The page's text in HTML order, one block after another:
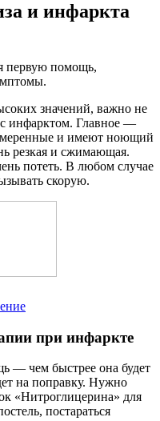
и инфаркта
первую помощь,
значений, важно не
с инфарктом. Главное ―
и имеют ноющий
резкая и сжимающая.
потеть. В любом случае
скорую.
при инфаркте
— чем быстрее она будет
на поправку. Нужно
«Нитроглицерина» для
постараться